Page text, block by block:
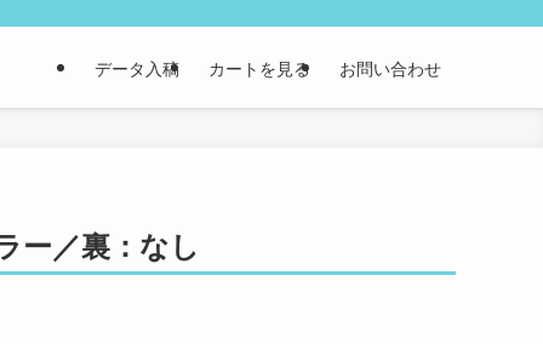
データ入稿 カートを見る お問い合わせ
ー／裏：なし